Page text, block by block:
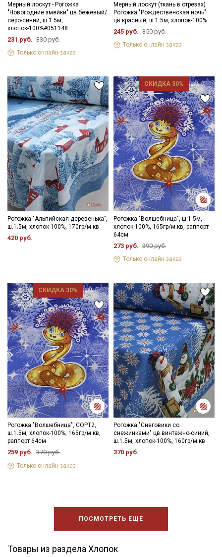
Мерный лоскут - Рогожка
"Новогодние змейки" цв.бежевый/
серо-синий, ш.1.5м,
хлопок-100%#051148
231 руб. 330 руб.
Только онлайн-заказ
Мерный лоскут (ткань в отрезах)
Рогожка "Рождественская ночь"
цв.красный, ш.1.5м, хлопок-100%
245 руб. 350 руб.
Только онлайн-заказ
Рогожка "Альпийская деревенька",
ш.1.5м, хлопок-100%, 170гр/м.кв
420 руб.
СКИДКА 30%
Рогожка "Волшебница", ш.1.5м,
хлопок-100%, 165гр/м.кв, раппорт
64см
273 руб. 390 руб.
Только онлайн-заказ
СКИДКА 30%
Рогожка "Волшебница", СОРТ2,
ш.1.5м, хлопок-100%, 165гр/м.кв,
раппорт 64см
259 руб. 370 руб.
Только онлайн-заказ
Рогожка "Снеговики со
снежинками" цв.винтажно-синий,
ш.1.5м, хлопок-100%, 160гр/м.кв
370 руб.
ПОСМОТРЕТЬ ЕЩЕ
Товары из раздела Хлопок